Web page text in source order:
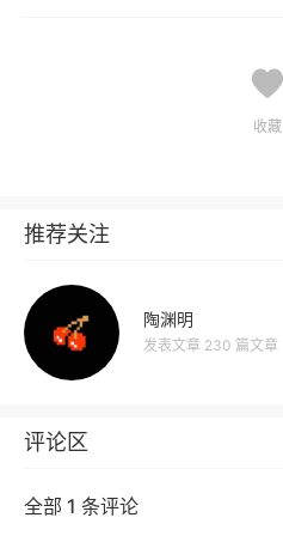
收藏
推荐关注
陶渊明
发表文章 230 篇文章
评论区
全部 1 条评论